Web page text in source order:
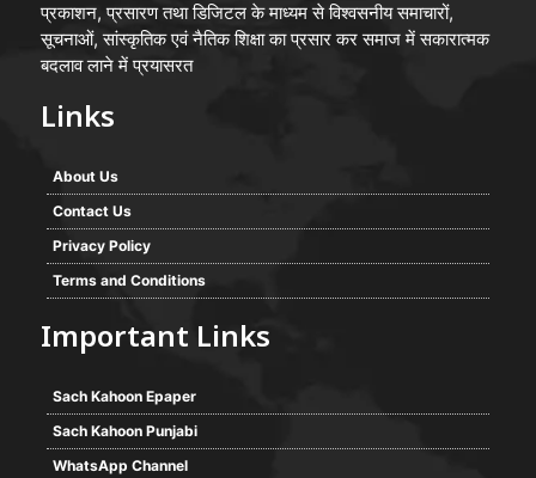
प्रकाशन, प्रसारण तथा डिजिटल के माध्यम से विश्वसनीय समाचारों,
सूचनाओं, सांस्कृतिक एवं नैतिक शिक्षा का प्रसार कर समाज में सकारात्मक
बदलाव लाने में प्रयासरत
Links
About Us
Contact Us
Privacy Policy
Terms and Conditions
Important Links
Sach Kahoon Epaper
Sach Kahoon Punjabi
WhatsApp Channel